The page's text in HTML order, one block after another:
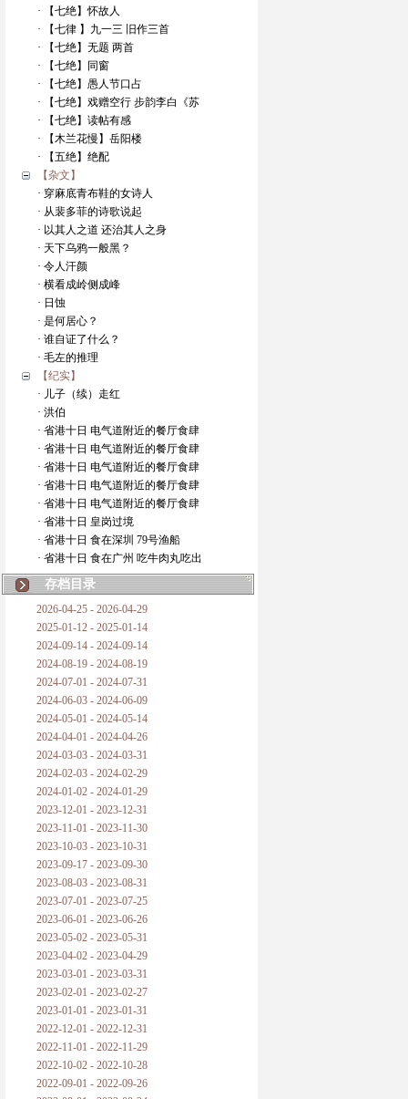
· 【七绝】怀故人
· 【七律 】九一三 旧作三首
· 【七绝】无题 两首
· 【七绝】同窗
· 【七绝】愚人节口占
· 【七绝】戏赠空行 步韵李白《苏
· 【七绝】读帖有感
· 【木兰花慢】岳阳楼
· 【五绝】绝配
【杂文】
· 穿麻底青布鞋的女诗人
· 从裴多菲的诗歌说起
· 以其人之道 还治其人之身
· 天下乌鸦一般黑？
· 令人汗颜
· 横看成岭侧成峰
· 日蚀
· 是何居心？
· 谁自证了什么？
· 毛左的推理
【纪实】
· 儿子（续）走红
· 洪伯
· 省港十日 电气道附近的餐厅食肆
· 省港十日 电气道附近的餐厅食肆
· 省港十日 电气道附近的餐厅食肆
· 省港十日 电气道附近的餐厅食肆
· 省港十日 电气道附近的餐厅食肆
· 省港十日 皇岗过境
· 省港十日 食在深圳 79号渔船
· 省港十日 食在广州 吃牛肉丸吃出
存档目录
2026-04-25 - 2026-04-29
2025-01-12 - 2025-01-14
2024-09-14 - 2024-09-14
2024-08-19 - 2024-08-19
2024-07-01 - 2024-07-31
2024-06-03 - 2024-06-09
2024-05-01 - 2024-05-14
2024-04-01 - 2024-04-26
2024-03-03 - 2024-03-31
2024-02-03 - 2024-02-29
2024-01-02 - 2024-01-29
2023-12-01 - 2023-12-31
2023-11-01 - 2023-11-30
2023-10-03 - 2023-10-31
2023-09-17 - 2023-09-30
2023-08-03 - 2023-08-31
2023-07-01 - 2023-07-25
2023-06-01 - 2023-06-26
2023-05-02 - 2023-05-31
2023-04-02 - 2023-04-29
2023-03-01 - 2023-03-31
2023-02-01 - 2023-02-27
2023-01-01 - 2023-01-31
2022-12-01 - 2022-12-31
2022-11-01 - 2022-11-29
2022-10-02 - 2022-10-28
2022-09-01 - 2022-09-26